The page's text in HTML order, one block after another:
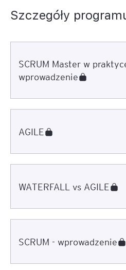
Szczegóły
SCRUM Master w
wprowadzenie
AGILE
WATERFALL vs AGILE
SCRUM - wprowadzenie